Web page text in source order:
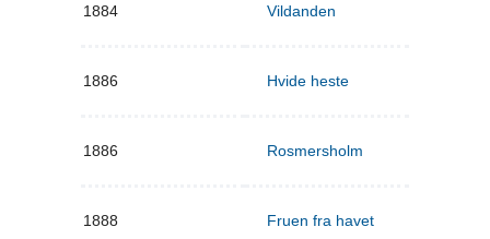
1884 Vildanden
1886 Hvide heste
1886 Rosmersholm
1888 Fruen fra havet